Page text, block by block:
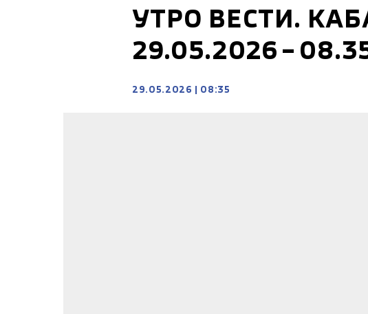
УТРО ВЕСТИ.
29.05.2026 –
29.05.2026 08:35